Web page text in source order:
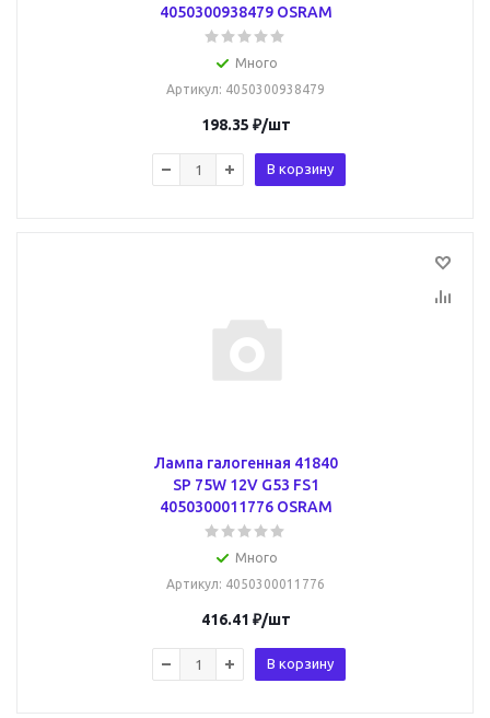
4050300938479 OSRAM
Много
Артикул: 4050300938479
198.35 ₽/шт
В корзину
Лампа галогенная 41840
SP 75W 12V G53 FS1
4050300011776 OSRAM
Много
Артикул: 4050300011776
416.41 ₽/шт
В корзину